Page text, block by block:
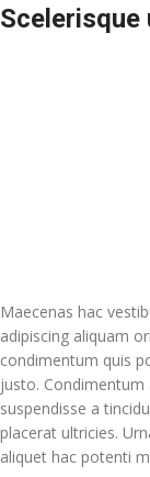
Scelerisque
Maecenas hac
adipiscing aliquam
condimentum quis
justo. Condimentum
suspendisse a
placerat ultricies.
aliquet hac potenti